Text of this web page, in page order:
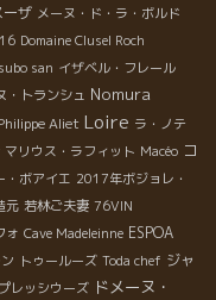
ーザ メーヌ・ド・ラ・ボルド
Domaine Clusel Roch
san イザベル・フレール
・トランシュ Nomura
Aliet Loire ラ・ノテ
マリウス・ラフィット Macéo コ
・ボアイエ 2017年ボジョレ・
元 若林ご夫妻 76VIN
ォ Cave Madeleinne ESPOA
トゥールーズ Toda chef ジャ
レッシウーズ ドメーヌ・